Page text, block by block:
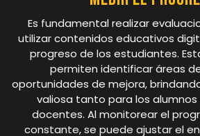
Es fundamental realizar
utilizar contenidos educativos
progreso de los estudiantes.
permiten identificar áreas
oportunidades de mejora,
valiosa tanto para los
docentes. Al monitorear el
constante, se puede ajustar el